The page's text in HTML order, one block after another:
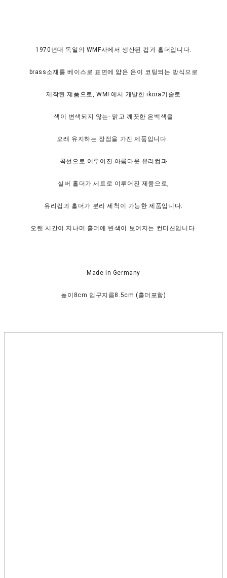
1970년대 독일의 WMF사에서 생산된 컵과 홀더입니다.
brass소재를 베이스로 표면에 얇은 은이 코팅되는 방식으로
제작된 제품으로, WMF에서 개발한 ikora기술로
색이 변색되지 않는- 맑고 깨끗한 은백색을
오래 유지하는 장점을 가진 제품입니다.
곡선으로 이루어진 아름다운 유리컵과
실버 홀더가 세트로 이루어진 제품으로,
유리컵과 홀더가 분리 세척이 가능한 제품입니다.
오랜 시간이 지나며 홀더에 변색이 보여지는 컨디션입니다.
Made in Germany
높이8cm 입구지름8.5cm (홀더포함)